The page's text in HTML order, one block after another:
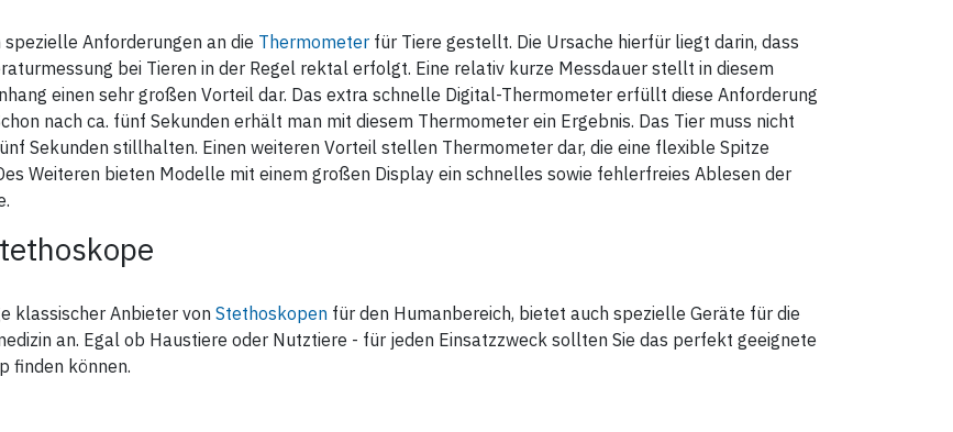
spezielle Anforderungen an die Thermometer für Tiere gestellt. Die Ursache hierfür liegt darin, dass
bei Tieren in der Regel rektal erfolgt. Eine relativ kurze Messdauer stellt in diesem
einen sehr großen Vorteil dar. Das extra schnelle Digital-Thermometer erfüllt diese Anforderung
nach ca. fünf Sekunden erhält man mit diesem Thermometer ein Ergebnis. Das Tier muss nicht
Sekunden stillhalten. Einen weiteren Vorteil stellen Thermometer dar, die eine flexible Spitze
Weiteren bieten Modelle mit einem großen Display ein schnelles sowie fehlerfreies Ablesen der
klassischer Anbieter von Stethoskopen für den Humanbereich, bietet auch spezielle Geräte für die
an. Egal ob Haustiere oder Nutztiere - für jeden Einsatzzweck sollten Sie das perfekt geeignete
finden können.